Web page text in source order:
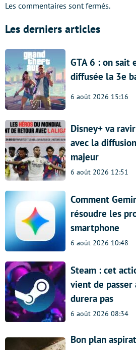
Les commentaires sont fermés.
Les derniers articles
GTA 6 : on sait
diffusée la 3e
6 août 2026 15:16
Disney+ va
avec la
majeur
6 août 2026 12:51
Comment
résoudre les
smartphone
6 août 2026 10:48
Steam : cet
vient de passer
durera pas
6 août 2026 08:34
Bon plan